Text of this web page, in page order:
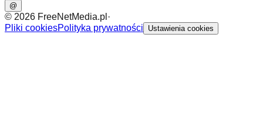
@
© 2026 FreeNetMedia.pl ·
Pliki cookiesPolityka prywatności Ustawienia cookies